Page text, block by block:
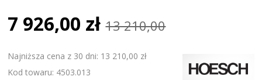
7 926,00 zł 13 210,00
Najniższa cena z 30 dni: 13 210,00 zł
Kod towaru: 4503.013